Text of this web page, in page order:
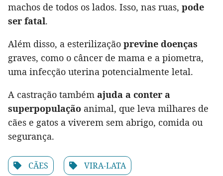
machos de todos os lados. Isso, nas ruas, pode
ser fatal.
Além disso, a esterilização previne doenças
graves, como o câncer de mama e a piometra,
uma infecção uterina potencialmente letal.
A castração também ajuda a conter a
superpopulação animal, que leva milhares de
cães e gatos a viverem sem abrigo, comida ou
segurança.
CÃES VIRA-LATA